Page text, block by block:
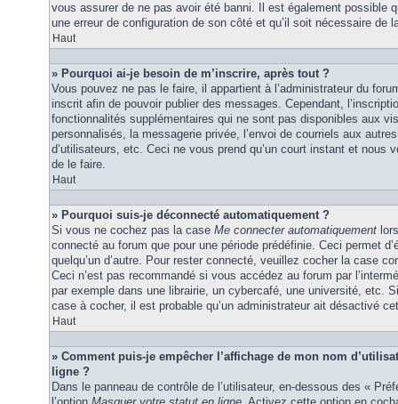
vous assurer de ne pas avoir été banni. Il est également possible
une erreur de configuration de son côté et qu’il soit nécessaire de
Haut
» Pourquoi ai-je besoin de m’inscrire, après tout ?
Vous pouvez ne pas le faire, il appartient à l’administrateur du
inscrit afin de pouvoir publier des messages. Cependant,
fonctionnalités supplémentaires qui ne sont pas disponibles aux
personnalisés, la messagerie privée, l’envoi de courriels aux
d’utilisateurs, etc. Ceci ne vous prend qu’un court instant et nous
de le faire.
Haut
» Pourquoi suis-je déconnecté automatiquement ?
Si vous ne cochez pas la case Me connecter automatiquement
connecté au forum que pour une période prédéfinie. Ceci permet
quelqu’un d’autre. Pour rester connecté, veuillez cocher la case
Ceci n’est pas recommandé si vous accédez au forum par
par exemple dans une librairie, un cybercafé, une université, etc.
case à cocher, il est probable qu’un administrateur ait désactivé
Haut
» Comment puis-je empêcher l’affichage de mon nom
ligne ?
Dans le panneau de contrôle de l’utilisateur, en-dessous des «